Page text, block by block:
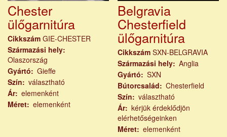
Chester
ülőgarnitúra
Cikkszám GIE-CHESTER
Származási hely
Olaszország
Gyártó
Gieffe
Szín
választható
Ár elemenként
Méret elemenként
Belgravia
Chesterfield
ülőgarnitúra
Cikkszám SXN-BELGRAVIA
Származási hely
Anglia
Gyártó
SXN
Bútorcsalád
Chesterfield
Szín
választható
Ár
kérjük érdeklődjön
elérhetőségeinken
Méret
elemenként